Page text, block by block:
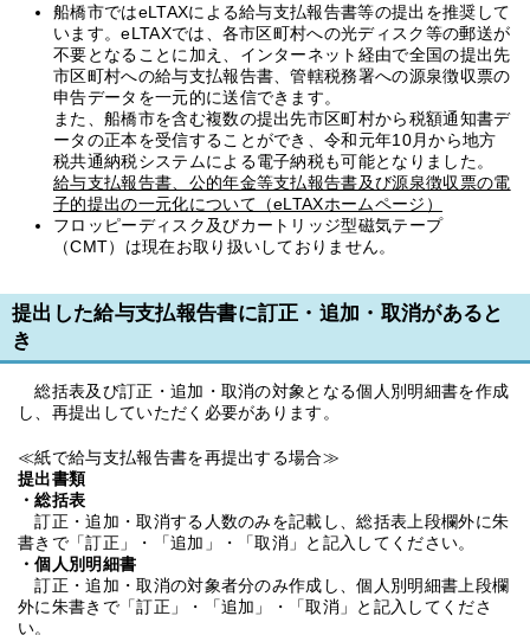
船橋市ではeLTAXによる給与支払報告書等の提出を推奨して
います。eLTAXでは、各市区町村への光ディスク等の郵送が
不要となることに加え、インターネット経由で全国の提出先
市区町村への給与支払報告書、管轄税務署への源泉徴収票の
申告データを一元的に送信できます。
また、船橋市を含む複数の提出先市区町村から税額通知書デ
ータの正本を受信することができ、令和元年10月から地方
税共通納税システムによる電子納税も可能となりました。
給与支払報告書、公的年金等支払報告書及び源泉徴収票の電
子的提出の一元化について（eLTAXホームページ）
フロッピーディスク及びカートリッジ型磁気テープ
（CMT）は現在お取り扱いしておりません。
提出した給与支払報告書に訂正・追加・取消があると
き
総括表及び訂正・追加・取消の対象となる個人別明細書を作成
し、再提出していただく必要があります。
≪紙で給与支払報告書を再提出する場合≫
提出書類
・総括表
訂正・追加・取消する人数のみを記載し、総括表上段欄外に朱
書きで「訂正」・「追加」・「取消」と記入してください。
・個人別明細書
訂正・追加・取消の対象者分のみ作成し、個人別明細書上段欄
外に朱書きで「訂正」・「追加」・「取消」と記入してくださ
い。